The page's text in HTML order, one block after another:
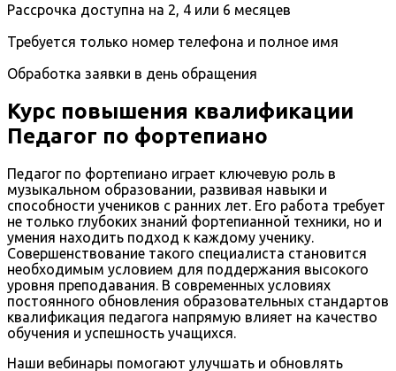
Рассрочка доступна на 2, 4 или 6 месяцев
Требуется только номер телефона и полное имя
Обработка заявки в день обращения
Курс повышения квалификации
Педагог по фортепиано
Педагог по фортепиано играет ключевую роль в
музыкальном образовании, развивая навыки и
способности учеников с ранних лет. Его работа требует
не только глубоких знаний фортепианной техники, но и
умения находить подход к каждому ученику.
Совершенствование такого специалиста становится
необходимым условием для поддержания высокого
уровня преподавания. В современных условиях
постоянного обновления образовательных стандартов
квалификация педагога напрямую влияет на качество
обучения и успешность учащихся.
Наши вебинары помогают улучшать и обновлять